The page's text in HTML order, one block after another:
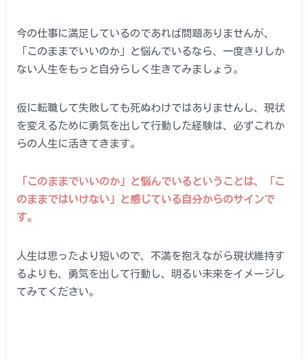
今の仕事に満足しているのであれば問題ありませんが、
「このままでいいのか」と悩んでいるなら、一度きりしか
ない人生をもっと自分らしく生きてみましょう。
仮に転職して失敗しても死ぬわけではありませんし、現状
を変えるために勇気を出して行動した経験は、必ずこれか
らの人生に活きてきます。
「このままでいいのか」と悩んでいるということは、「こ
のままではいけない」と感じている自分からのサインで
す。
人生は思ったより短いので、不満を抱えながら現状維持す
るよりも、勇気を出して行動し、明るい未来をイメージし
てみてください。